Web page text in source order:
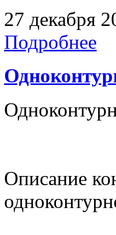
27 декабря
Подробнее
Описание